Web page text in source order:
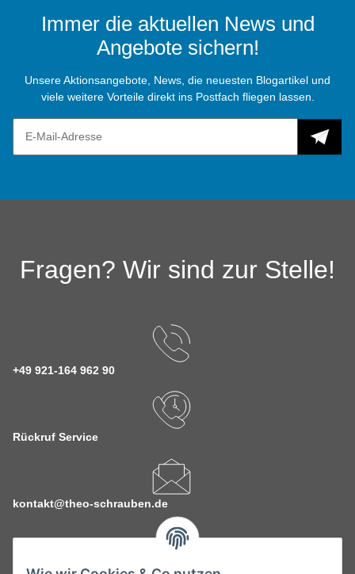
Immer die aktuellen News und
Angebote sichern!
Unsere Aktionsangebote, News, die neuesten Blogartikel und
viele weitere Vorteile direkt ins Postfach fliegen lassen.
Fragen? Wir sind zur Stelle!
+49 921-164 962 90
Rückruf Service
kontakt@theo-schrauben.de